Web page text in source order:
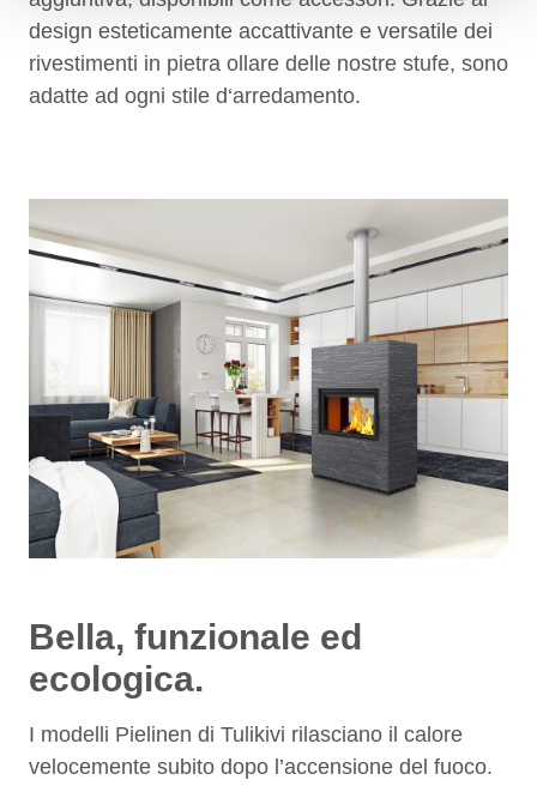
design esteticamente accattivante e versatile dei
rivestimenti in pietra ollare delle nostre stufe, sono
adatte ad ogni stile d‘arredamento.
Bella, funzionale ed
ecologica.
I modelli Pielinen di Tulikivi rilasciano il calore
velocemente subito dopo l’accensione del fuoco.